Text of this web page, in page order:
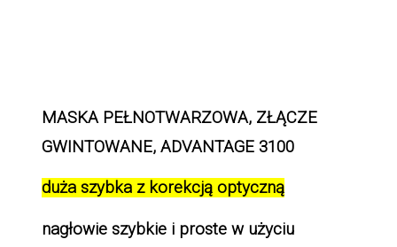
MASKA PEŁNOTWARZOWA, ZŁĄCZE
GWINTOWANE, ADVANTAGE 3100
duża szybka z korekcją optyczną
nagłowie szybkie i proste w użyciu